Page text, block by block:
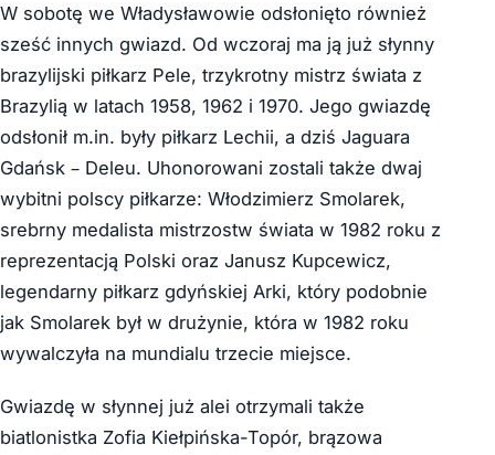
W sobotę we Władysławowie odsłonięto również
sześć innych gwiazd. Od wczoraj ma ją już słynny
brazylijski piłkarz Pele, trzykrotny mistrz świata z
Brazylią w latach 1958, 1962 i 1970. Jego gwiazdę
odsłonił m.in. były piłkarz Lechii, a dziś Jaguara
Gdańsk – Deleu. Uhonorowani zostali także dwaj
wybitni polscy piłkarze: Włodzimierz Smolarek,
srebrny medalista mistrzostw świata w 1982 roku z
reprezentacją Polski oraz Janusz Kupcewicz,
legendarny piłkarz gdyńskiej Arki, który podobnie
jak Smolarek był w drużynie, która w 1982 roku
wywalczyła na mundialu trzecie miejsce.
Gwiazdę w słynnej już alei otrzymali także
biatlonistka Zofia Kiełpińska-Topór, brązowa